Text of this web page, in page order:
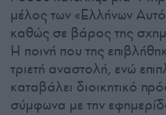
μέλος των «Ελλήνων
καθώς σε βάρος της
Η ποινή που της
τριετή αναστολή, ενώ
καταβάλει διοικητικό
σύμφωνα με την